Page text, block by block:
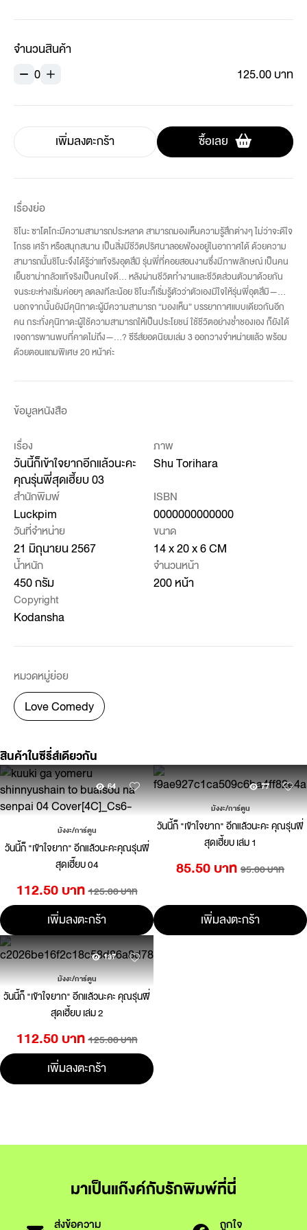
จำนวนสินค้า
0
125.00 บาท
เพิ่มลงตะกร้า ซื้อเลย
เรื่องย่อ
ชิโนะ ซาโตโกะมีความสามารถประหลาด สามารถมองเห็นความรู้สึกต่างๆ ไม่ว่าจะดีใจ
โกรธ เศร้า หรือสนุกสนาน เป็นสิ่งมีชีวิตปริศนาลอยฟ่องอยู่ในอากาศได้ ด้วยความ
สามารถนั้นชิโนะจึงได้รู้ว่าแท้จริงอุตสึมิ รุ่นพี่ที่คอยสอนงานซึ่งมีภาพลักษณ์ เป็นคน
เย็นชาน่ากลัวแท้จริงเป็นคนใจดี... หลังผ่านชีวิตทำงานและชีวิตส่วนตัวมาด้วยกัน
จนระยะห่างเริ่มค่อยๆ ลดลงทีละน้อย ชิโนะก็เริ่มรู้ตัวว่าตัวเองมีใจให้รุ่นพี่อุตสึมิ—...
นอกจากนั้นยังมีคุนิทาดะผู้มีความสามารถ “มองเห็น” บรรยากาศแบบเดียวกันอีก
คน กระทั่งคุนิทาดะผู้ใช้ความสามารถให้เป็นประโยชน์ ใช้ชีวิตอย่างช่ำชองเอง ก็ยังได้
เจอการพานพบที่คาดไม่ถึง—...? ซีรีส์ยอดนิยมเล่ม 3 ออกวางจำหน่ายแล้ว พร้อม
ด้วยตอนแถมพิเศษ 20 หน้าค่ะ
ข้อมูลหนังสือ
เรื่อง
วันนี้ก็เข้าใจยากอีกแล้วนะคะ
คุณรุ่นพี่สุดเฮี้ยบ 03
ภาพ
Shu Torihara
สำนักพิมพ์
Luckpim
ISBN
0000000000000
วันที่จำหน่าย
21 มิถุนายน 2567
ขนาด
14 x 20 x 6 CM
น้ำหนัก
450 กรัม
จำนวนหน้า
200 หน้า
Copyright
Kodansha
หมวดหมู่ย่อย
Love Comedy
สินค้าในซีรี่ส์เดียวกัน
64
มังงะ/การ์ตูน
วันนี้ก็ "เข้าใจยาก" อีกแล้วนะคะคุณรุ่นพี่
สุดเฮี๊ยบ 04
112.50 บาท 125.00 บาท
เพิ่มลงตะกร้า
77
มังงะ/การ์ตูน
วันนี้ก็ "เข้าใจยาก" อีกแล้วนะคะ คุณรุ่นพี่
สุดเฮี้ยบ เล่ม 1
85.50 บาท 95.00 บาท
เพิ่มลงตะกร้า
137
มังงะ/การ์ตูน
วันนี้ก็ "เข้าใจยาก" อีกแล้วนะคะ คุณรุ่นพี่
สุดเฮี้ยบ เล่ม 2
112.50 บาท 125.00 บาท
เพิ่มลงตะกร้า
มาเป็นแก๊งค์กับรักพิมพ์ที่นี่
ส่งข้อความ ถูกใจ